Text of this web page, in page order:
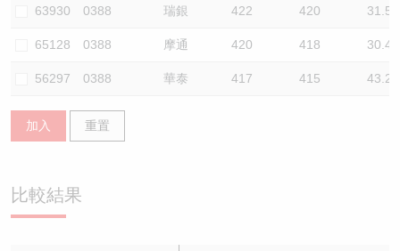
63930 0388 瑞銀 422 420 31.5
65128 0388 摩通 420 418 30.4
56297 0388 華泰 417 415 43.2
加入 重置
比較結果